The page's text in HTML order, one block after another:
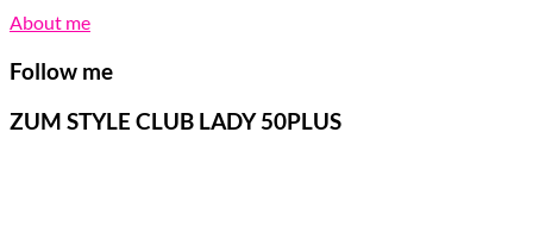
About me
Follow me
ZUM STYLE CLUB LADY 50PLUS